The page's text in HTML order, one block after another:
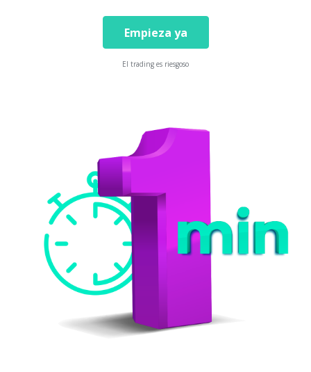
Empieza ya
El trading es riesgoso